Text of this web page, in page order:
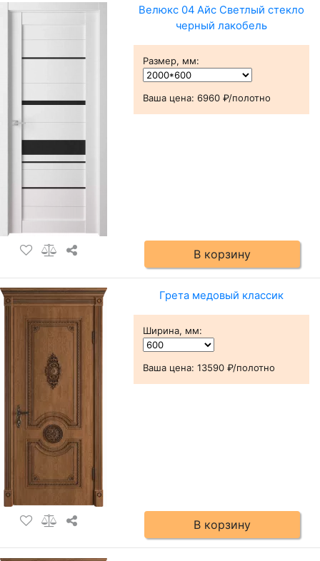
Велюкс 04 Айс Светлый стекло
черный лакобель
Размер, мм:
Ваша цена: 6960 ₽/полотно
В корзину
Грета медовый классик
Ширина, мм:
Ваша цена: 13590 ₽/полотно
В корзину